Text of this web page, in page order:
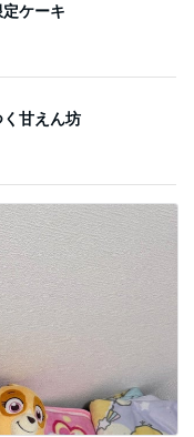
ケーキ
甘えん坊